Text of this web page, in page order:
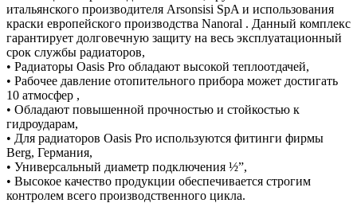
итальянского производителя Arsonsisi SpA и использования
краски европейского производства Nanoral . Данный комплекс
гарантирует долговечную защиту на весь эксплуатационный
срок службы радиаторов,
• Радиаторы Oasis Pro обладают высокой теплоотдачей,
• Рабочее давление отопительного прибора может достигать
10 атмосфер ,
• Обладают повышенной прочностью и стойкостью к
гидроударам,
• Для радиаторов Oasis Pro используются фитинги фирмы
Berg, Германия,
• Универсальный диаметр подключения ½”,
• Высокое качество продукции обеспечивается строгим
контролем всего производственного цикла.